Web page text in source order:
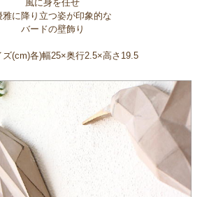
風に身を任せ
雅に降り立つ姿が印象的な
バードの壁飾り
ズ(cm)各)幅25×奥行2.5×高さ19.5